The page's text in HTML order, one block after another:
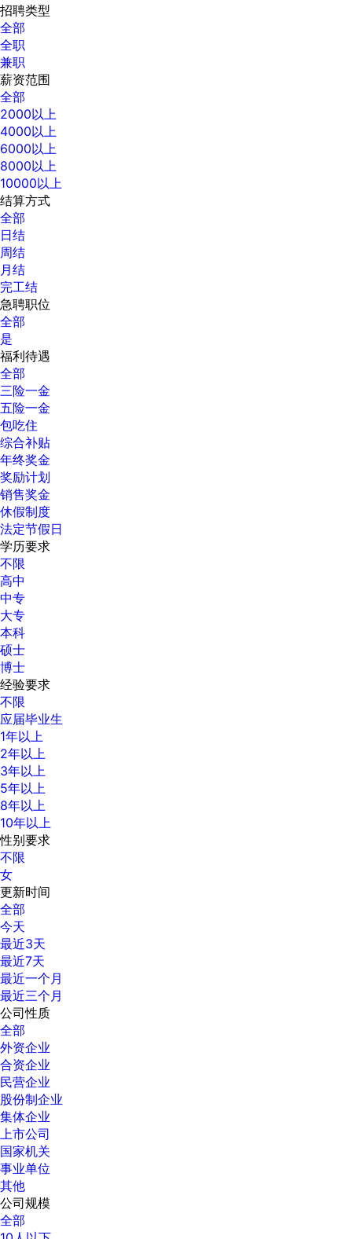
招聘类型
全部
全职
兼职
薪资范围
全部
2000以上
4000以上
6000以上
8000以上
10000以上
结算方式
全部
日结
周结
月结
完工结
急聘职位
全部
是
福利待遇
全部
三险一金
五险一金
包吃住
综合补贴
年终奖金
奖励计划
销售奖金
休假制度
法定节假日
学历要求
不限
高中
中专
大专
本科
硕士
博士
经验要求
不限
应届毕业生
1年以上
2年以上
3年以上
5年以上
8年以上
10年以上
性别要求
不限
女
更新时间
全部
今天
最近3天
最近7天
最近一个月
最近三个月
公司性质
全部
外资企业
合资企业
民营企业
股份制企业
集体企业
上市公司
国家机关
事业单位
其他
公司规模
全部